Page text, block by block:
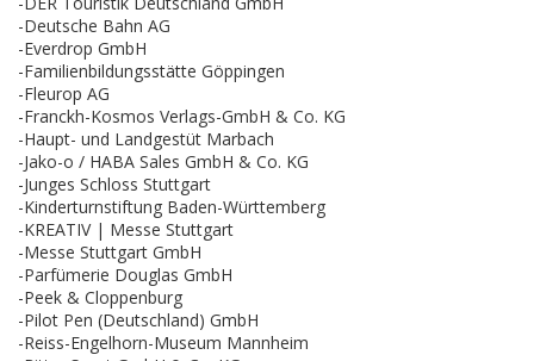
-Deutsche Bahn AG
-Everdrop GmbH
-Familienbildungsstätte Göppingen
-Fleurop AG
-Franckh-Kosmos Verlags-GmbH & Co. KG
-Haupt- und Landgestüt Marbach
-Jako-o / HABA Sales GmbH & Co. KG
-Junges Schloss Stuttgart
-Kinderturnstiftung Baden-Württemberg
-KREATIV | Messe Stuttgart
-Messe Stuttgart GmbH
-Parfümerie Douglas GmbH
-Peek & Cloppenburg
-Pilot Pen (Deutschland) GmbH
-Reiss-Engelhorn-Museum Mannheim